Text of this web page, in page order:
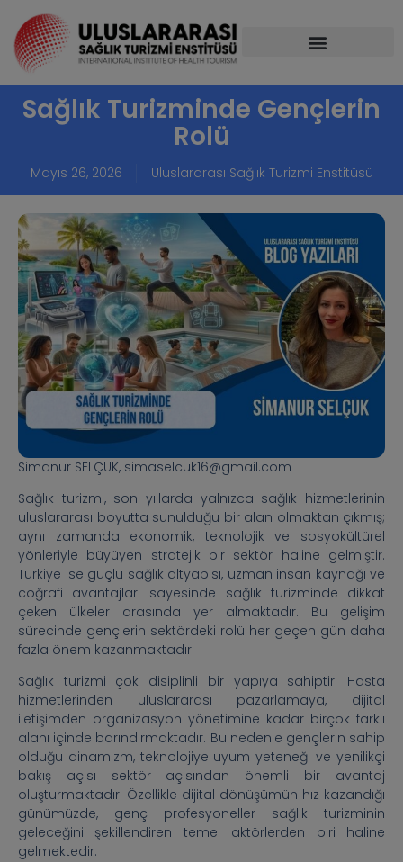
Sağlık Turizminde Gençlerin
Rolü
Mayıs 26, 2026 Uluslararası Sağlık Turizmi Enstitüsü
Simanur SELÇUK, simaselcuk16@gmail.com
Sağlık turizmi, son yıllarda yalnızca sağlık hizmetlerinin
uluslararası boyutta sunulduğu bir alan olmaktan çıkmış;
aynı zamanda ekonomik, teknolojik ve sosyokültürel
yönleriyle büyüyen stratejik bir sektör haline gelmiştir.
Türkiye ise güçlü sağlık altyapısı, uzman insan kaynağı ve
coğrafi avantajları sayesinde sağlık turizminde dikkat
çeken ülkeler arasında yer almaktadır. Bu gelişim
sürecinde gençlerin sektördeki rolü her geçen gün daha
fazla önem kazanmaktadır.
Sağlık turizmi çok disiplinli bir yapıya sahiptir. Hasta
hizmetlerinden uluslararası pazarlamaya, dijital
iletişimden organizasyon yönetimine kadar birçok farklı
alanı içinde barındırmaktadır. Bu nedenle gençlerin sahip
olduğu dinamizm, teknolojiye uyum yeteneği ve yenilikçi
bakış açısı sektör açısından önemli bir avantaj
oluşturmaktadır. Özellikle dijital dönüşümün hız kazandığı
günümüzde, genç profesyoneller sağlık turizminin
geleceğini şekillendiren temel aktörlerden biri haline
gelmektedir.